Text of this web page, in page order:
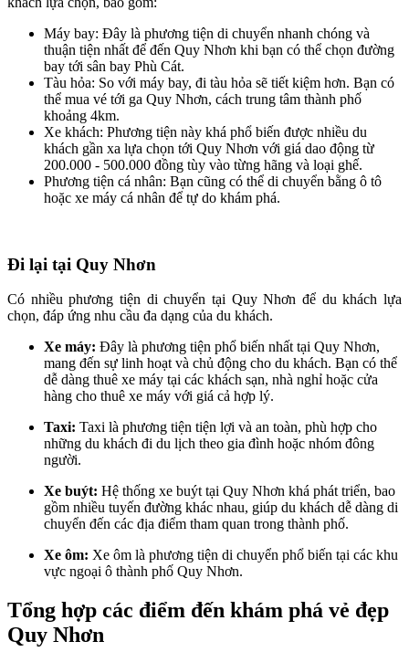
Máy bay: Đây là phương tiện di chuyển nhanh chóng và
thuận tiện nhất để đến Quy Nhơn khi bạn có thể chọn đường
bay tới sân bay Phù Cát.
Tàu hỏa: So với máy bay, đi tàu hỏa sẽ tiết kiệm hơn. Bạn có
thể mua vé tới ga Quy Nhơn, cách trung tâm thành phố
khoảng 4km.
Xe khách: Phương tiện này khá phổ biến được nhiều du
khách gần xa lựa chọn tới Quy Nhơn với giá dao động từ
200.000 - 500.000 đồng tùy vào từng hãng và loại ghế.
Phương tiện cá nhân: Bạn cũng có thể di chuyển bằng ô tô
hoặc xe máy cá nhân để tự do khám phá.
Đi lại tại Quy Nhơn
Có nhiều phương tiện di chuyển tại Quy Nhơn để du khách lựa
chọn, đáp ứng nhu cầu đa dạng của du khách.
Xe máy: Đây là phương tiện phổ biến nhất tại Quy Nhơn,
mang đến sự linh hoạt và chủ động cho du khách. Bạn có thể
dễ dàng thuê xe máy tại các khách sạn, nhà nghỉ hoặc cửa
hàng cho thuê xe máy với giá cả hợp lý.
Taxi: Taxi là phương tiện tiện lợi và an toàn, phù hợp cho
những du khách đi du lịch theo gia đình hoặc nhóm đông
người.
Xe buýt: Hệ thống xe buýt tại Quy Nhơn khá phát triển, bao
gồm nhiều tuyến đường khác nhau, giúp du khách dễ dàng di
chuyển đến các địa điểm tham quan trong thành phố.
Xe ôm: Xe ôm là phương tiện di chuyển phổ biến tại các khu
vực ngoại ô thành phố Quy Nhơn.
Tổng hợp các điểm đến khám phá vẻ đẹp
Quy Nhơn